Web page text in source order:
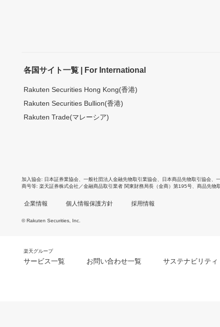
各国サイト一覧 | For International
Rakuten Securities Hong Kong(香港)
Rakuten Securities Bullion(香港)
Rakuten Trade(マレーシア)
加入協会 日本証券業協会 一般社団法人金融先物取引業協会 日本商品先物取引協会
商号等 楽天証券株式会社／金融商品取引業者 関東財務局長（金商）第195号、商品先物
企業情報 個人情報保護方針 採用情報
© Rakuten Securities, Inc.
楽天グループ
サービス一覧 お問い合わせ一覧 サステナビリティ